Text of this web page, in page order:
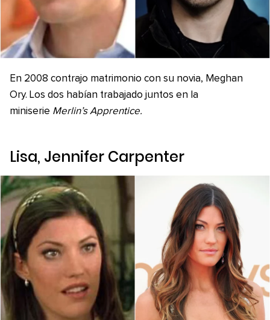
En 2008 contrajo matrimonio con su novia, Meghan
Ory. Los dos habían trabajado juntos en la
miniserie Merlin’s Apprentice.
Lisa, Jennifer Carpenter